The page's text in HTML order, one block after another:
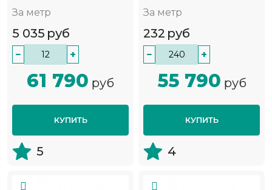
За метр
5 035 руб
− +
61 790 руб
КУПИТЬ
5
За метр
232 руб
− +
55 790 руб
КУПИТЬ
4